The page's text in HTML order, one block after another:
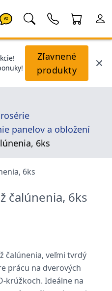
AI
Zľavnené
produkty
panelov a obložení
6ks
čalúnenia, 6ks
čalúnenia, veľmi tvrdý
prácu na dverových
krúžkoch. Ideálne na